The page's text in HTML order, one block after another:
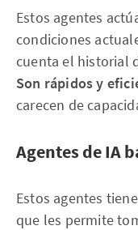
Estos agentes
condiciones
cuenta el historial
Son rápidos y
carecen de
Agentes de IA
Estos agentes
que les permite